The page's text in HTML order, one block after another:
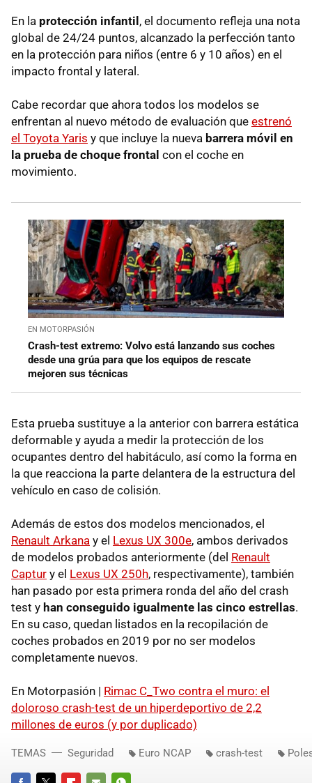
En la protección infantil , el documento refleja una nota
global de 24/24 puntos, alcanzado la perfección tanto
en la protección para niños (entre 6 y 10 años) en el
impacto frontal y lateral.
Cabe recordar que ahora todos los modelos se
enfrentan al nuevo método de evaluación que estrenó
el Toyota Yaris y que incluye la nueva barrera móvil en
la prueba de choque frontal con el coche en
movimiento.
EN MOTORPASIÓN
Crash-test extremo: Volvo está lanzando sus coches
desde una grúa para que los equipos de rescate
mejoren sus técnicas
Esta prueba sustituye a la anterior con barrera estática
deformable y ayuda a medir la protección de los
ocupantes dentro del habitáculo, así como la forma en
la que reacciona la parte delantera de la estructura del
vehículo en caso de colisión.
Además de estos dos modelos mencionados, el
Renault Arkana y el Lexus UX 300e, ambos derivados
de modelos probados anteriormente (del Renault
Captur y el Lexus UX 250h, respectivamente), también
han pasado por esta primera ronda del año del crash
test y han conseguido igualmente las cinco estrellas.
En su caso, quedan listados en la recopilación de
coches probados en 2019 por no ser modelos
completamente nuevos.
En Motorpasión | Rimac C_Two contra el muro: el
doloroso crash-test de un hiperdeportivo de 2,2
millones de euros (y por duplicado)
TEMAS Seguridad Euro NCAP crash-test